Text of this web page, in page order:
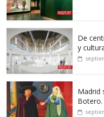
De
y
Madrid
Botero.